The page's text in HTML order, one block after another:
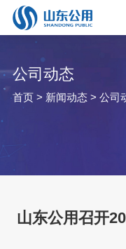
公司动态
首页> 新闻动态> 公司
山东公用召开